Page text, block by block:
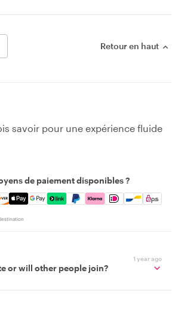
Retour en haut
savoir pour une expérience fluide
de paiement disponibles ?
Amex, Discover, Apple Pay, Google
1 year ago
or will other people join?